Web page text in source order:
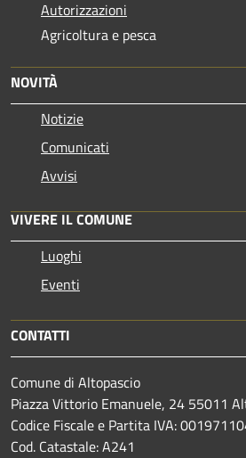
Autorizzazioni
Agricoltura e pesca
NOVITÀ
Notizie
Comunicati
Avvisi
VIVERE IL COMUNE
Luoghi
Eventi
CONTATTI
Comune di Altopascio
Piazza Vittorio Emanuele, 24 55011
Codice Fiscale e Partita IVA:
Cod. Catastale: A241